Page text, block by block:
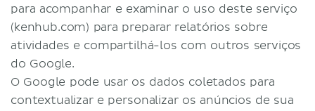
para acompanhar e examinar o uso deste serviço
(kenhub.com) para preparar relatórios sobre
atividades e compartilhá-los com outros serviços
do Google.
O Google pode usar os dados coletados para
contextualizar e personalizar os anúncios de sua